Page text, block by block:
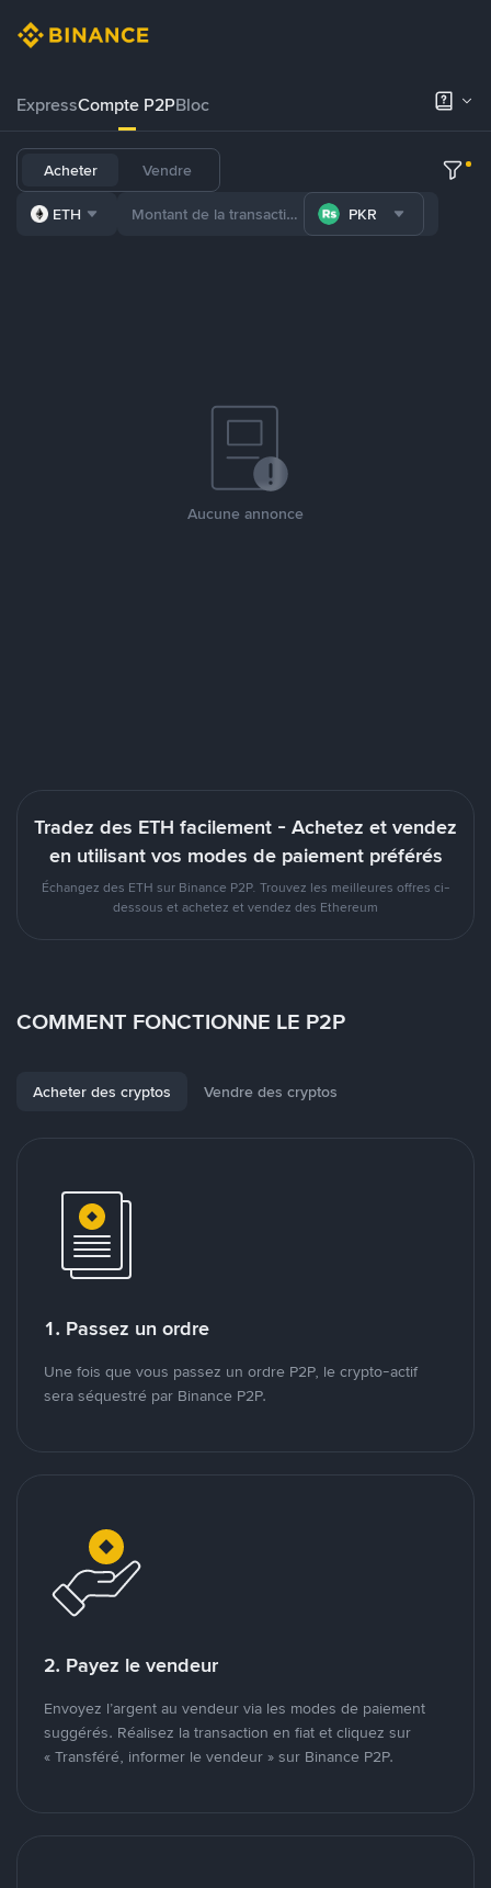
ExpressCompte P2PBloc
Acheter Vendre
ETH PKR
Aucune annonce
Tradez des ETH facilement - Achetez et vendez
en utilisant vos modes de paiement préférés
Échangez des ETH sur Binance P2P. Trouvez les meilleures offres ci-
dessous et achetez et vendez des Ethereum
COMMENT FONCTIONNE LE P2P
Acheter des cryptos Vendre des cryptos
1. Passez un ordre
Une fois que vous passez un ordre P2P, le crypto-actif
sera séquestré par Binance P2P.
2. Payez le vendeur
Envoyez l’argent au vendeur via les modes de paiement
suggérés. Réalisez la transaction en fiat et cliquez sur
« Transféré, informer le vendeur » sur Binance P2P.